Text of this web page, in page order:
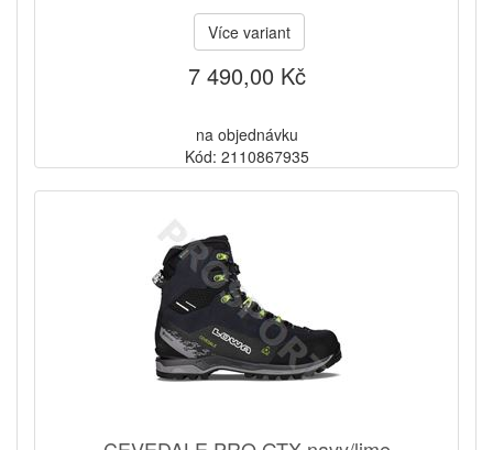
Více variant
7 490,00 Kč
na objednávku
Kód: 2110867935